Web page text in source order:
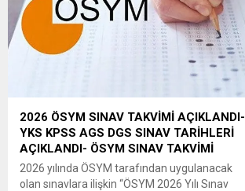
2026 ÖSYM SINAV TAKVİMİ AÇIKLANDI-
YKS KPSS AGS DGS SINAV TARİHLERİ
AÇIKLANDI- ÖSYM SINAV TAKVİMİ
2026 yılında ÖSYM tarafından uygulanacak
olan sınavlara ilişkin “ÖSYM 2026 Yılı Sınav